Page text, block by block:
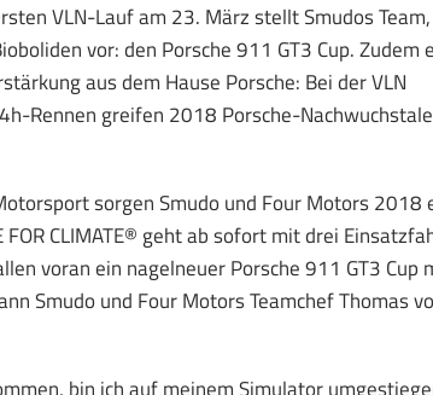
VLN-Lauf am 23. März stellt Smudos
vor: den Porsche 911 GT3 Cup. Zudem
aus dem Hause Porsche: Bei der VLN
Rennen greifen 2018 Porsche-
sorgen Smudo und Four Motors 2018
FOR CLIMATE® geht ab sofort mit drei
voran ein nagelneuer Porsche 911 GT3 Cup
Smudo und Four Motors Teamchef Thomas
bin ich auf meinem Simulator